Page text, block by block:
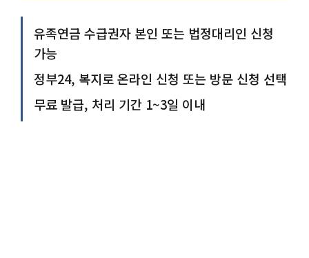
유족연금 수급권자 본인 또는 법정대리인 신청
가능
정부24, 복지로 온라인 신청 또는 방문 신청 선택
무료 발급, 처리 기간 1~3일 이내